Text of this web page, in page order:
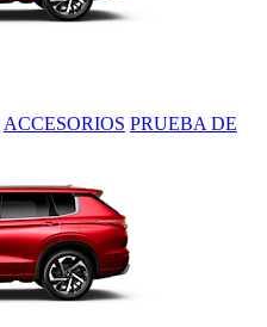
ACCESORIOS PRUEBA DE